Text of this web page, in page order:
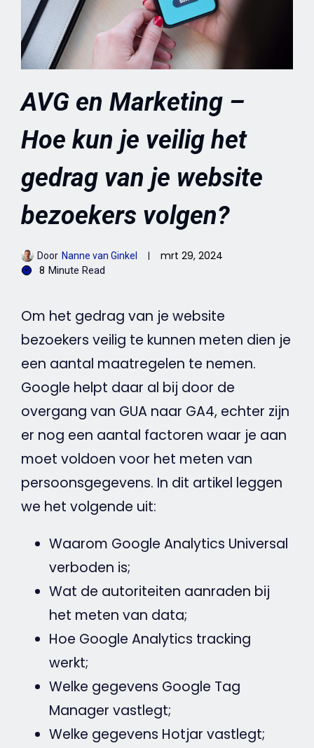
AVG en Marketing –
Hoe kun je veilig het
gedrag van je website
bezoekers volgen?
Door Nanne van Ginkel mrt 29, 2024
8 Minute Read
Om het gedrag van je website
bezoekers veilig te kunnen meten dien je
een aantal maatregelen te nemen.
Google helpt daar al bij door de
overgang van GUA naar GA4, echter zijn
er nog een aantal factoren waar je aan
moet voldoen voor het meten van
persoonsgegevens. In dit artikel leggen
we het volgende uit:
Waarom Google Analytics Universal
verboden is;
Wat de autoriteiten aanraden bij
het meten van data;
Hoe Google Analytics tracking
werkt;
Welke gegevens Google Tag
Manager vastlegt;
Welke gegevens Hotjar vastlegt;